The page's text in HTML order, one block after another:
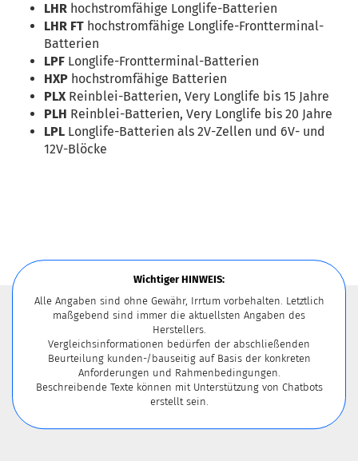
LHR hochstromfähige Longlife-Batterien
LHR FT hochstromfähige Longlife-Frontterminal-
Batterien
LPF Longlife-Frontterminal-Batterien
HXP hochstromfähige Batterien
PLX Reinblei-Batterien, Very Longlife bis 15 Jahre
PLH Reinblei-Batterien, Very Longlife bis 20 Jahre
LPL Longlife-Batterien als 2V-Zellen und 6V- und
12V-Blöcke
Wichtiger HINWEIS:
Alle Angaben sind ohne Gewähr, Irrtum vorbehalten. Letztlich
maßgebend sind immer die aktuellsten Angaben des
Herstellers.
Vergleichsinformationen bedürfen der abschließenden
Beurteilung kunden-/bauseitig auf Basis der konkreten
Anforderungen und Rahmenbedingungen.
Beschreibende Texte können mit Unterstützung von Chatbots
erstellt sein.